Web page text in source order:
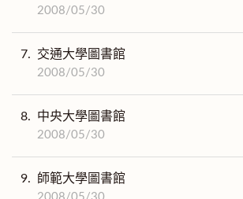
2008/05/30
7. 交通大學圖書館
2008/05/30
8. 中央大學圖書館
2008/05/30
9. 師範大學圖書館